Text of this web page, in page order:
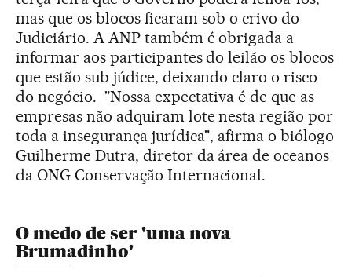
mas que os blocos ficaram sob o crivo do
Judiciário. A ANP também é obrigada a
informar aos participantes do leilão os blocos
que estão sub júdice, deixando claro o risco
do negócio. "Nossa expectativa é de que as
empresas não adquiram lote nesta região por
toda a insegurança jurídica", afirma o biólogo
Guilherme Dutra, diretor da área de oceanos
da ONG Conservação Internacional.
O medo de ser 'uma nova
Brumadinho'